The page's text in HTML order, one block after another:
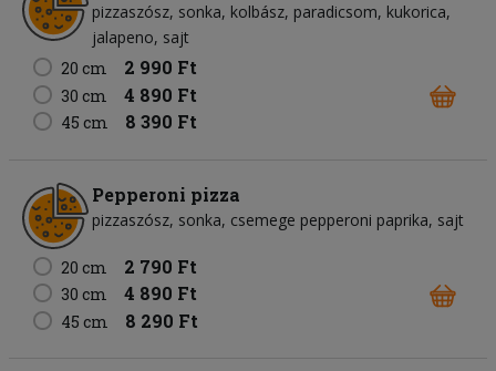
pizzaszósz sonka kolbász paradicsom kukorica
jalapeno sajt
20 cm
2 990 Ft
30 cm 4 890 Ft
45 cm 8 390 Ft
Pepperoni pizza
pizzaszósz sonka csemege pepperoni paprika sajt
20 cm 2 790 Ft
30 cm 4 890 Ft
45 cm 8 290 Ft